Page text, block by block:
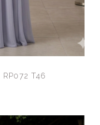
RP072 T46